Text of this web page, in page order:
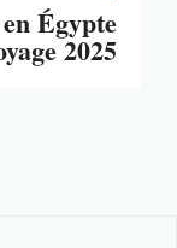
Égypte
2025